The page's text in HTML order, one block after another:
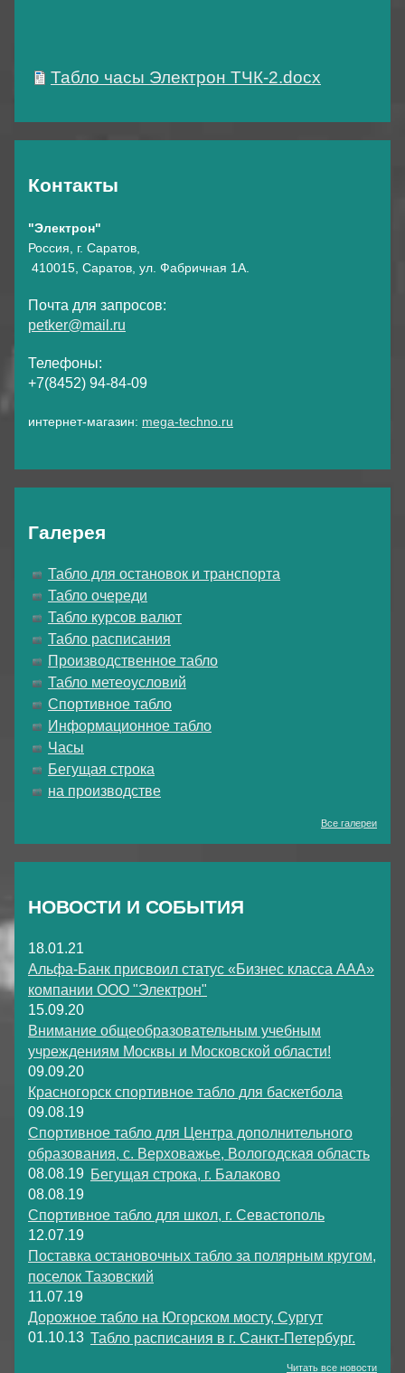
Табло часы Электрон ТЧК-2.docx
Контакты
"Электрон"
Россия, г. Саратов,
410015, Саратов, ул. Фабричная 1А.
Почта для запросов:
petker@mail.ru
Телефоны:
+7(8452) 94-84-09
интернет-магазин: mega-techno.ru
Галерея
Табло для остановок и транспорта
Табло очереди
Табло курсов валют
Табло расписания
Производственное табло
Табло метеоусловий
Спортивное табло
Информационное табло
Часы
Бегущая строка
на производстве
Все галереи
НОВОСТИ И СОБЫТИЯ
18.01.21
Альфа-Банк присвоил статус «Бизнес класса ААА»
компании ООО "Электрон"
15.09.20
Внимание общеобразовательным учебным
учреждениям Москвы и Московской области!
09.09.20
Красногорск спортивное табло для баскетбола
09.08.19
Спортивное табло для Центра дополнительного
образования, с. Верховажье, Вологодская область
08.08.19 Бегущая строка, г. Балаково
08.08.19
Спортивное табло для школ, г. Севастополь
12.07.19
Поставка остановочных табло за полярным кругом,
поселок Тазовский
11.07.19
Дорожное табло на Югорском мосту, Сургут
01.10.13 Табло расписания в г. Санкт-Петербург.
Читать все новости